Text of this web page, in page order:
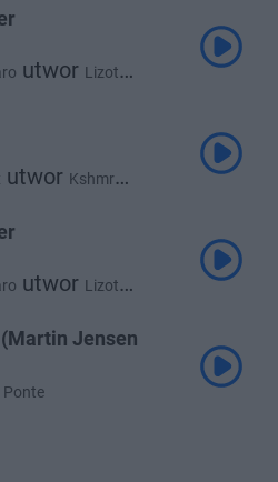
utwor Lizot
utwor Kshmr
utwor Lizot
Jensen
Ponte